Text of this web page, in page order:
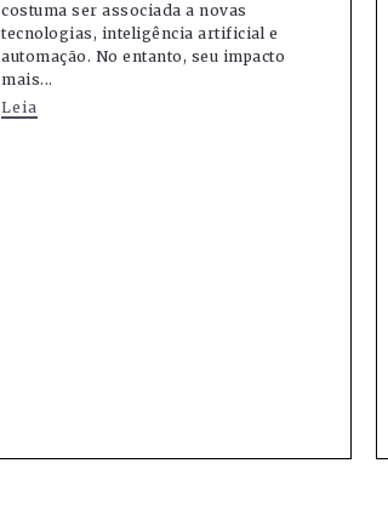
costuma ser associada a novas
tecnologias, inteligência artificial e
automação. No entanto, seu impacto
mais...
Leia